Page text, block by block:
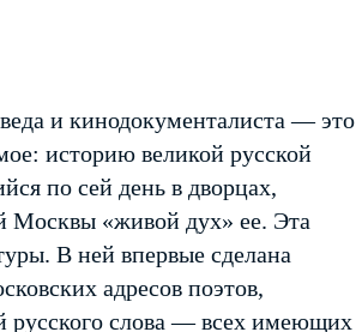
и кинодокументалиста — это
историю великой русской
по сей день в дворцах,
Москвы «живой дух» ее. Эта
В ней впервые сделана
адресов поэтов,
русского слова — всех имеющих